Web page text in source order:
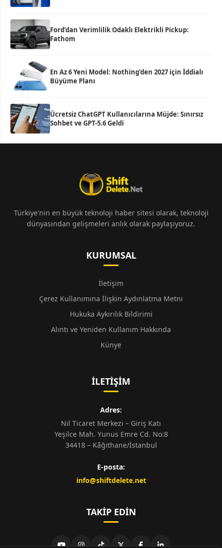
Ford’dan Verimlilik Odaklı Elektrikli Pickup:
Fathom
En Az 6 Yeni Model: Nothing’den 2027 için İddialı
Büyüme Planı
Ücretsiz ChatGPT Kullanıcılarına Müjde: Sınırsız
Sohbet ve GPT-5.6 Geldi
Türkiye'nin en büyük teknoloji haber sitesi olarak, teknoloji
dünyasından gelişmeleri anlık olarak paylaşıyoruz.
KURUMSAL
İletişim
Çerez Kullanımına İlişkin Aydınlatma Metni
Hukuka Aykırılık Bildirimi
Alıntı ve Yeniden Kullanım Hakkında
Künye
İLETIŞIM
Adres:
Nil Ticaret Merkezi – Giriş Katı
Yeşilce Mah. Yunus Emre Cd. No:8
34418 – Kâğıthane/İstanbul
E-posta:
info@shiftdelete.net
TAKIP EDIN